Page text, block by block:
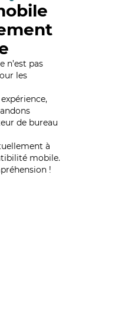
n’est pas
les
de bureau
à
mobile.
!